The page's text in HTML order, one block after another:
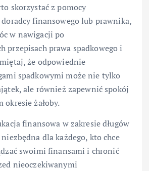
skorzystać z pomocy
finansowego lub prawnika,
w nawigacji po
przepisach prawa spadkowego i
że odpowiednie
spadkowymi może nie tylko
ale również zapewnić spokój
okresie żałoby.
finansowa w zakresie długów
dla każdego, kto chce
swoimi finansami i chronić
nieoczekiwanymi